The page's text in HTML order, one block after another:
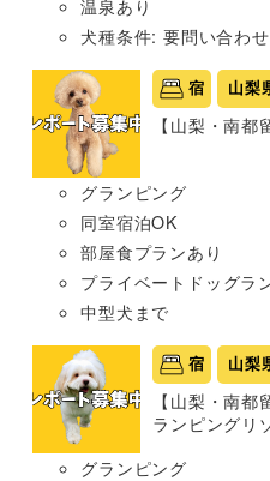
温泉あり
犬種条件: 要問い合わせ
宿 山梨
【山梨・南都
グランピング
同室宿泊OK
部屋食プランあり
プライベートドッグラ
中型犬まで
宿 山梨
【山梨・南
ランピングリ
グランピング